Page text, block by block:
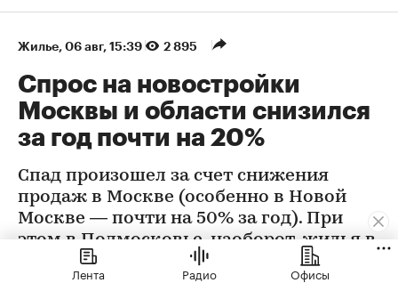
Жилье⁠, 06 авг, 15:39 2 895
Спрос на новостройки
Москвы и области снизился
за год почти на 20%
Спад произошел за счет снижения
продаж в Москве (особенно в Новой
Москве — почти на 50% за год). При
этом в Подмосковье, наоборот, жилья в
новостройках стали покупать больше
Лента Радио Офисы